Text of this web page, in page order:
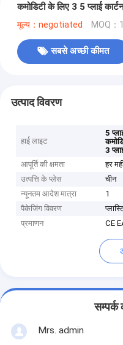
कमोडिटी के लिए 3 5 प्लाई
मूल्य：negotiated MOQ：1
सबसे अच्छी कीमत
उत्पाद विवरण
हाई लाइट
5
3
आपूर्ति की क्षमता
हर
उत्पत्ति के प्लेस
चीन
न्यूनतम आदेश मात्रा
1
पैकेजिंग विवरण
प्रमाणन
CE
सम्पर्क
Mrs. admin